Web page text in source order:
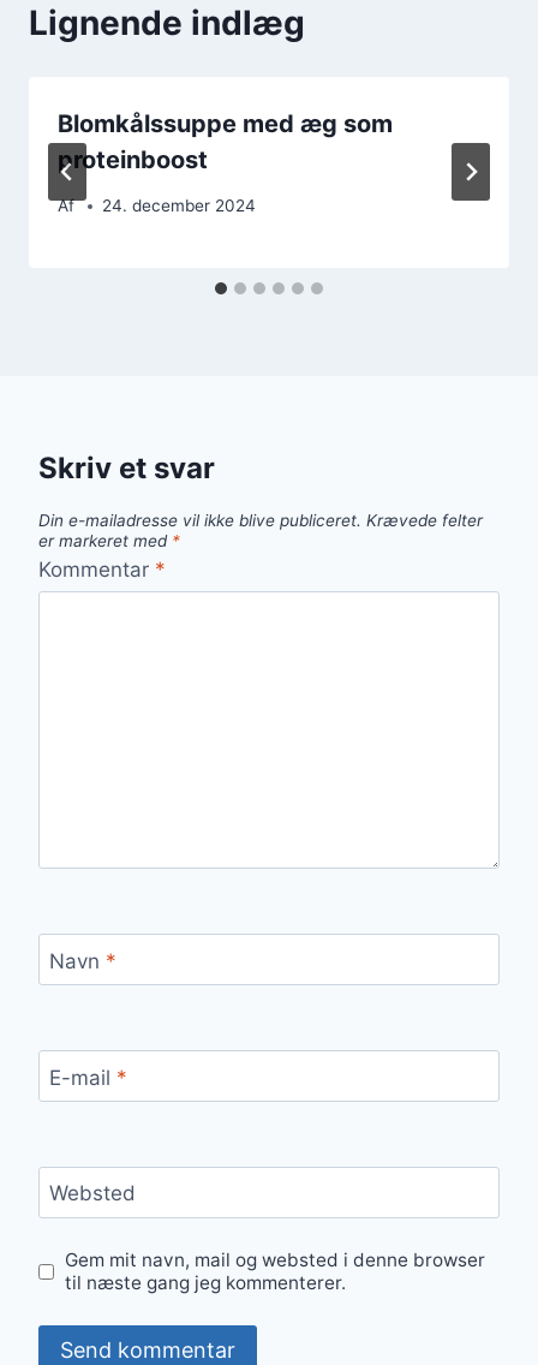
Lignende indlæg
Blomkålssuppe med æg som
proteinboost
Af 24. december 2024
Skriv et svar
Din e-mailadresse vil ikke blive publiceret. Krævede felter
er markeret med *
Kommentar *
Navn *
E-mail *
Websted
Gem mit navn, mail og websted i denne browser
til næste gang jeg kommenterer.